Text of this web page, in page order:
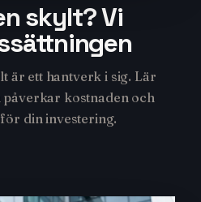
skylt? Vi
är ett hantverk i sig. Lär
kostnaden och
din investering.